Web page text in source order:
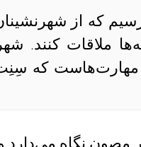
که از
ملاقات کنند.
مهارت‌هاست که
مصون نگاه می‌دارد